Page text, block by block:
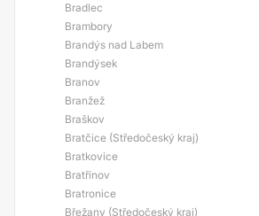
Bradlec
Brambory
Brandýs nad Labem
Brandýsek
Branov
Branžež
Braškov
Bratčice (Středočeský kraj)
Bratkovice
Bratřínov
Bratronice
Břežany (Středočeský kraj)